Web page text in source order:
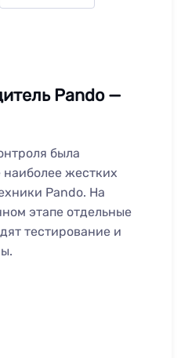
Pando —
была
наиболее жестких
Pando. На
этапе отдельные
тестирование и